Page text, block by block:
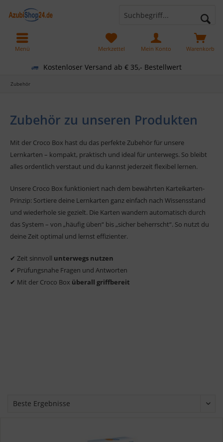
Kostenloser Versand ab € 35,- Bestellwert
Warenkorb
Merkzettel Mein Konto
Menü
Zubehör
Zubehör zu unseren Produkten
Mit der Croco Box hast du das perfekte Zubehör für unsere
Lernkarten – kompakt, praktisch und ideal für unterwegs. So bleibt
alles ordentlich verstaut und du kannst jederzeit flexibel lernen.
Unsere Croco Box funktioniert nach dem bewährten Karteikarten-
Prinzip: Sortiere deine Lernkarten ganz einfach nach Wissensstand
und wiederhole sie gezielt. Die Karten wandern automatisch durch
das System – von „häufig üben“ bis „sicher beherrscht“. So nutzt du
deine Zeit optimal und lernst effizienter.
✔ Zeit sinnvoll unterwegs nutzen
✔ Prüfungsnahe Fragen und Antworten
✔ Mit der Croco Box überall griffbereit